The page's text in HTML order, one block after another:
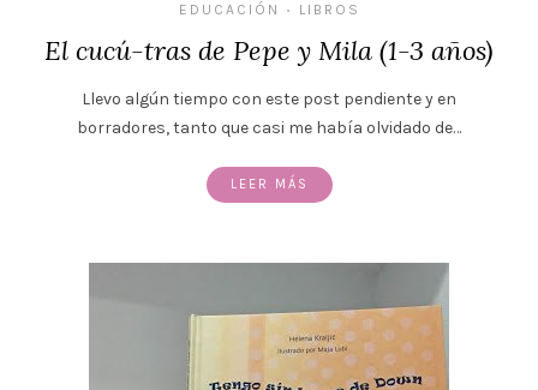
EDUCACIÓN • LIBROS
El cucú-tras de Pepe y Mila (1-3 años)
Llevo algún tiempo con este post pendiente y en
borradores, tanto que casi me había olvidado de…
LEER MÁS